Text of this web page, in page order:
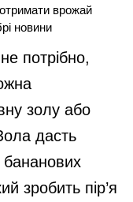
врожай
новини
потрібно,
золу або
дасть
бананових
зробить пір’я